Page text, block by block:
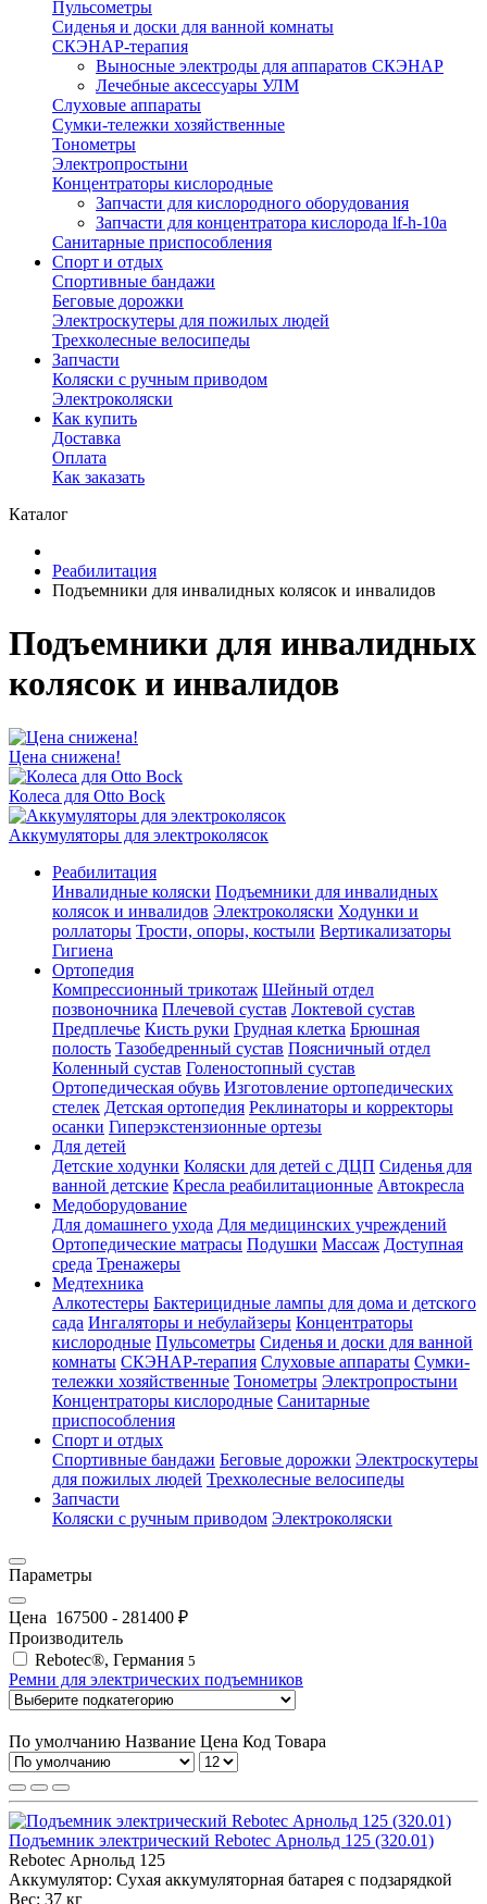
Пульсометры
Сиденья и доски для ванной комнаты
СКЭНАР-терапия
Выносные электроды для аппаратов СКЭНАР
Лечебные аксессуары УЛМ
Слуховые аппараты
Сумки-тележки хозяйственные
Тонометры
Электропростыни
Концентраторы кислородные
Запчасти для кислородного оборудования
Запчасти для концентратора кислорода lf-h-10a
Санитарные приспособления
Спорт и отдых
Спортивные бандажи
Беговые дорожки
Электроскутеры для пожилых людей
Трехколесные велосипеды
Запчасти
Коляски с ручным приводом
Электроколяски
Как купить
Доставка
Оплата
Как заказать
Каталог
Реабилитация
Подъемники для инвалидных колясок и инвалидов
Подъемники для инвалидных
колясок и инвалидов
Цена снижена!
Колеса для Otto Bock
Аккумуляторы для электроколясок
Реабилитация
Инвалидные коляски Подъемники для инвалидных
колясок и инвалидов Электроколяски Ходунки и
роллаторы Трости, опоры, костыли Вертикализаторы
Гигиена
Ортопедия
Компрессионный трикотаж Шейный отдел
позвоночника Плечевой сустав Локтевой сустав
Предплечье Кисть руки Грудная клетка Брюшная
полость Тазобедренный сустав Поясничный отдел
Коленный сустав Голеностопный сустав
Ортопедическая обувь Изготовление ортопедических
стелек Детская ортопедия Реклинаторы и корректоры
осанки Гиперэкстензионные ортезы
Для детей
Детские ходунки Коляски для детей с ДЦП Сиденья для
ванной детские Кресла реабилитационные Автокресла
Медоборудование
Для домашнего ухода Для медицинских учреждений
Ортопедические матрасы Подушки Массаж Доступная
среда Тренажеры
Mедтехника
Алкотестеры Бактерицидные лампы для дома и детского
сада Ингаляторы и небулайзеры Концентраторы
кислородные Пульсометры Сиденья и доски для ванной
комнаты СКЭНАР-терапия Слуховые аппараты Сумки-
тележки хозяйственные Тонометры Электропростыни
Концентраторы кислородные Санитарные
приспособления
Спорт и отдых
Спортивные бандажи Беговые дорожки Электроскутеры
для пожилых людей Трехколесные велосипеды
Запчасти
Коляски с ручным приводом Электроколяски
Параметры
Цена 167500 - 281400 ₽
Производитель
Rebotec®, Германия 5
Ремни для электрических подъемников
По умолчанию Название Цена Код Товара
Подъемник электрический Rebotec Арнольд 125 (320.01)
Rebotec Арнольд 125
Аккумулятор: Сухая аккумуляторная батарея с подзарядкой
Вес: 37 кг